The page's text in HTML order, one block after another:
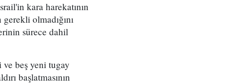
kara harekatının
olmadığını
sürece dahil
beş yeni tugay
başlatmasının